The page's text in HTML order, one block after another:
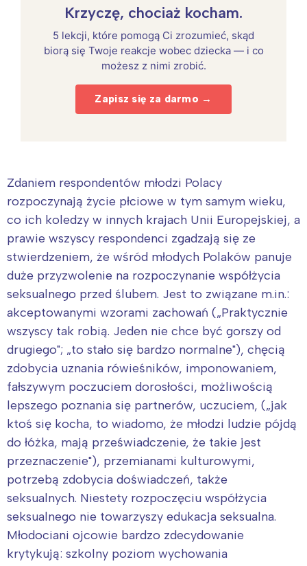
Krzyczę, chociaż kocham.
5 lekcji, które pomogą Ci zrozumieć, skąd
biorą się Twoje reakcje wobec dziecka — i co
możesz z nimi zrobić.
Zapisz się za darmo →
Zdaniem respondentów młodzi Polacy
rozpoczynają życie płciowe w tym samym wieku,
co ich koledzy w innych krajach Unii Europejskiej, a
prawie wszyscy respondenci zgadzają się ze
stwierdzeniem, że wśród młodych Polaków panuje
duże przyzwolenie na rozpoczynanie współżycia
seksualnego przed ślubem. Jest to związane m.in.:
akceptowanymi wzorami zachowań („Praktycznie
wszyscy tak robią. Jeden nie chce być gorszy od
drugiego"; „to stało się bardzo normalne"), chęcią
zdobycia uznania rówieśników, imponowaniem,
fałszywym poczuciem dorosłości, możliwością
lepszego poznania się partnerów, uczuciem, („jak
ktoś się kocha, to wiadomo, że młodzi ludzie pójdą
do łóżka, mają przeświadczenie, że takie jest
przeznaczenie"), przemianami kulturowymi,
potrzebą zdobycia doświadczeń, także
seksualnych. Niestety rozpoczęciu współżycia
seksualnego nie towarzyszy edukacja seksualna.
Młodociani ojcowie bardzo zdecydowanie
krytykują: szkolny poziom wychowania